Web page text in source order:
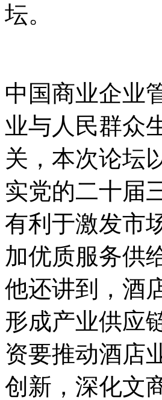
坛。
中国商业企业
业与人民群众
关，本次论坛
实党的二十届
有利于激发市
加优质服务供
他还讲到，酒
形成产业供应
资要推动酒店
创新，深化文